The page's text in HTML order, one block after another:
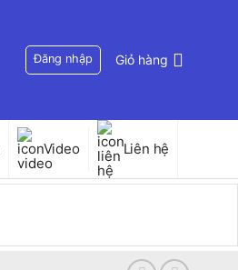
Đăng nhập Giỏ hàng
Video Liên hệ